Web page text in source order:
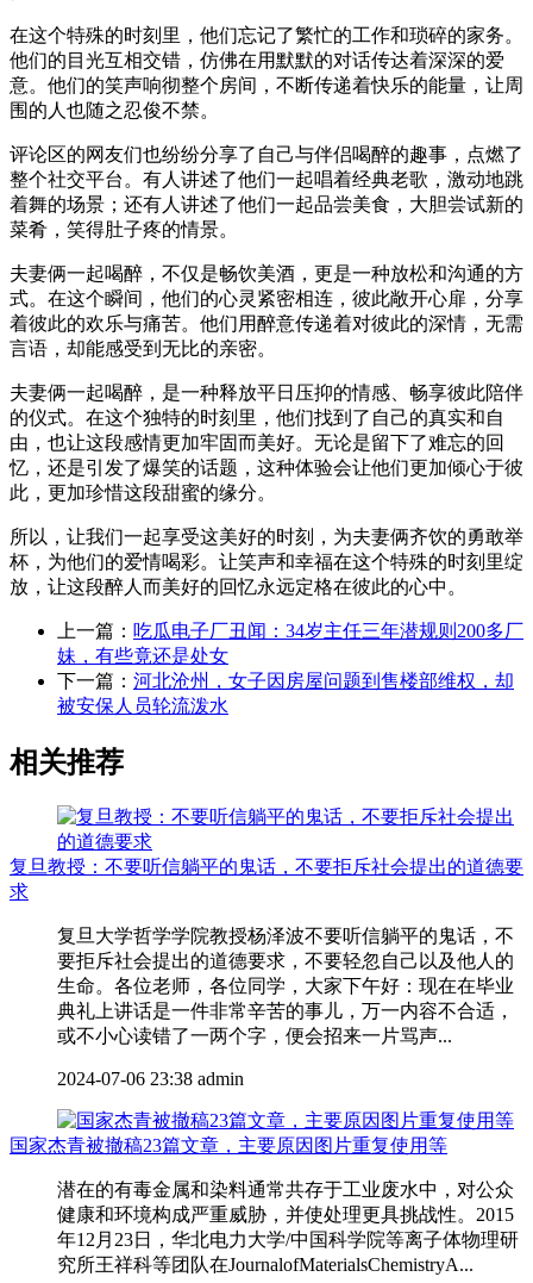
在这个特殊的时刻里，他们忘记了繁忙的工作和琐碎的家务。
他们的目光互相交错，仿佛在用默默的对话传达着深深的爱
意。他们的笑声响彻整个房间，不断传递着快乐的能量，让周
围的人也随之忍俊不禁。
评论区的网友们也纷纷分享了自己与伴侣喝醉的趣事，点燃了
整个社交平台。有人讲述了他们一起唱着经典老歌，激动地跳
着舞的场景；还有人讲述了他们一起品尝美食，大胆尝试新的
菜肴，笑得肚子疼的情景。
夫妻俩一起喝醉，不仅是畅饮美酒，更是一种放松和沟通的方
式。在这个瞬间，他们的心灵紧密相连，彼此敞开心扉，分享
着彼此的欢乐与痛苦。他们用醉意传递着对彼此的深情，无需
言语，却能感受到无比的亲密。
夫妻俩一起喝醉，是一种释放平日压抑的情感、畅享彼此陪伴
的仪式。在这个独特的时刻里，他们找到了自己的真实和自
由，也让这段感情更加牢固而美好。无论是留下了难忘的回
忆，还是引发了爆笑的话题，这种体验会让他们更加倾心于彼
此，更加珍惜这段甜蜜的缘分。
所以，让我们一起享受这美好的时刻，为夫妻俩齐饮的勇敢举
杯，为他们的爱情喝彩。让笑声和幸福在这个特殊的时刻里绽
放，让这段醉人而美好的回忆永远定格在彼此的心中。
上一篇： 吃瓜电子厂丑闻：34岁主任三年潜规则200多厂
妹，有些竟还是处女
下一篇： 河北沧州，女子因房屋问题到售楼部维权，却
被安保人员轮流泼水
相关推荐
复旦教授：不要听信躺平的鬼话，不要拒斥社会提出的道德要
求
复旦大学哲学学院教授杨泽波不要听信躺平的鬼话，不
要拒斥社会提出的道德要求，不要轻忽自己以及他人的
生命。各位老师，各位同学，大家下午好：现在在毕业
典礼上讲话是一件非常辛苦的事儿，万一内容不合适，
或不小心读错了一两个字，便会招来一片骂声...
2024-07-06 23:38 admin
国家杰青被撤稿23篇文章，主要原因图片重复使用等
潜在的有毒金属和染料通常共存于工业废水中，对公众
健康和环境构成严重威胁，并使处理更具挑战性。2015
年12月23日，华北电力大学/中国科学院等离子体物理研
究所王祥科等团队在JournalofMaterialsChemistryA...